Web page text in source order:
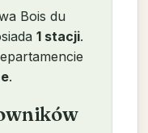
Bois du
1 stacji.
.